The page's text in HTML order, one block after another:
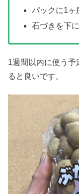
パックに1ヶ
石づきを下
1週間以内に使う
ると良いです。